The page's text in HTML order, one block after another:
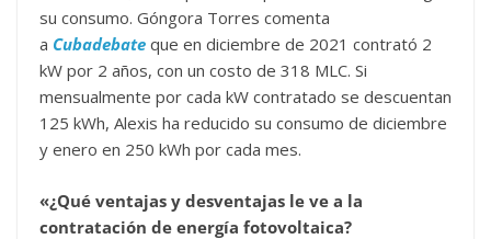
su consumo. Góngora Torres comenta
a Cubadebate que en diciembre de 2021 contrató 2
kW por 2 años, con un costo de 318 MLC. Si
mensualmente por cada kW contratado se descuentan
125 kWh, Alexis ha reducido su consumo de diciembre
y enero en 250 kWh por cada mes.
«¿Qué ventajas y desventajas le ve a la
contratación de energía fotovoltaica?